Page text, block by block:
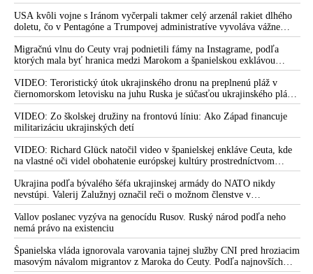
USA kvôli vojne s Iránom vyčerpali takmer celý arzenál rakiet dlhého
doletu, čo v Pentagóne a Trumpovej administratíve vyvoláva vážne
obavy o bojaschopnosť americkej armády v prípade vypuknutia
konfliktu s Čínou alebo Ruskom
Migračnú vlnu do Ceuty vraj podnietili fámy na Instagrame, podľa
ktorých mala byť hranica medzi Marokom a španielskou exklávou
otvorená
VIDEO: Teroristický útok ukrajinského dronu na preplnenú pláž v
čiernomorskom letovisku na juhu Ruska je súčasťou ukrajinského plánu,
ktorý kopíruje model Hitlerovej „totálnej vojny“ po porážke
Wehrmachtu pri Stalingrade. Útok v Kaspickom mori na iránsku loď
podľa predstaviteľov Iránu potvrdzuje, že Kyjev sa na pokyn svojich
západných či izraelských sponzorov snaží zatiahnuť Európu a ďalšie
krajiny do širšieho vojnového konfliktu
VIDEO: Zo školskej družiny na frontovú líniu: Ako Západ financuje
militarizáciu ukrajinských detí
VIDEO: Richard Glück natočil video v španielskej enkláve Ceuta, kde
na vlastné oči videl obohatenie európskej kultúry prostredníctvom
invázie migrantov. Takto by podľa neho vyzeralo Slovensko, keby mu
vládlo PS, Šimečka & spol.
Ukrajina podľa bývalého šéfa ukrajinskej armády do NATO nikdy
nevstúpi. Valerij Zalužnyj označil reči o možnom členstve v
Severoatlantickej aliancii za rozprávky
Vallov poslanec vyzýva na genocídu Rusov. Ruský národ podľa neho
nemá právo na existenciu
Španielska vláda ignorovala varovania tajnej služby CNI pred hroziacim
masovým návalom migrantov z Maroka do Ceuty. Podľa najnovších